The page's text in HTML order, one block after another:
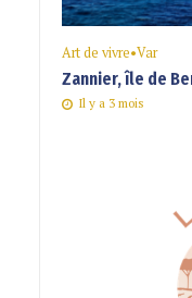
Art de vivre•Var
Zannier, île de
Il y a 3 mois